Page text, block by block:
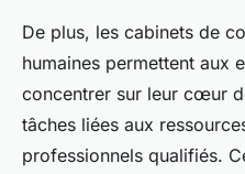
De plus, les cabinets de
humaines permettent aux
concentrer sur leur cœur
tâches liées aux
professionnels qualifiés.